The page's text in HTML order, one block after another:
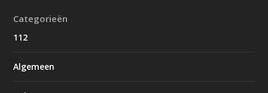
Categorieën
112
Algemeen